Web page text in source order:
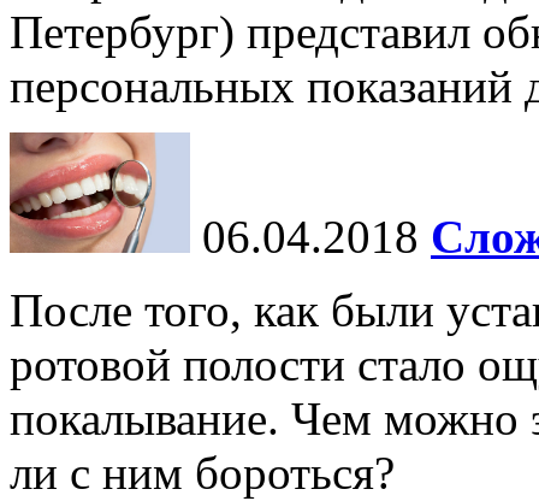
Петербург) представил
персональных показаний
06.04.2018
После того, как были
ротовой полости стало
покалывание. Чем можно
ли с ним бороться?